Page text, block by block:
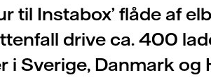
Instabox’ flåde af
drive ca. 400
i Sverige, Danmark og